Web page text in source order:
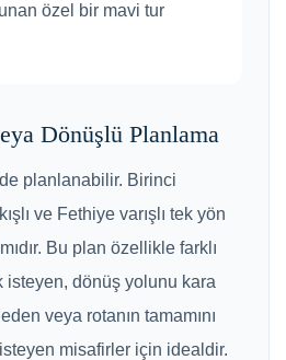
özel bir mavi tur
Dönüşlü Planlama
planlanabilir. Birinci
ve Fethiye varışlı tek yön
Bu plan özellikle farklı
isteyen, dönüş yolunu kara
veya rotanın tamamını
misafirler için idealdir.